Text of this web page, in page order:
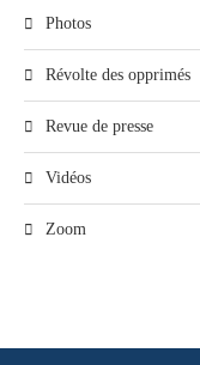
Photos
Révolte des opprimés
Revue de presse
Vidéos
Zoom